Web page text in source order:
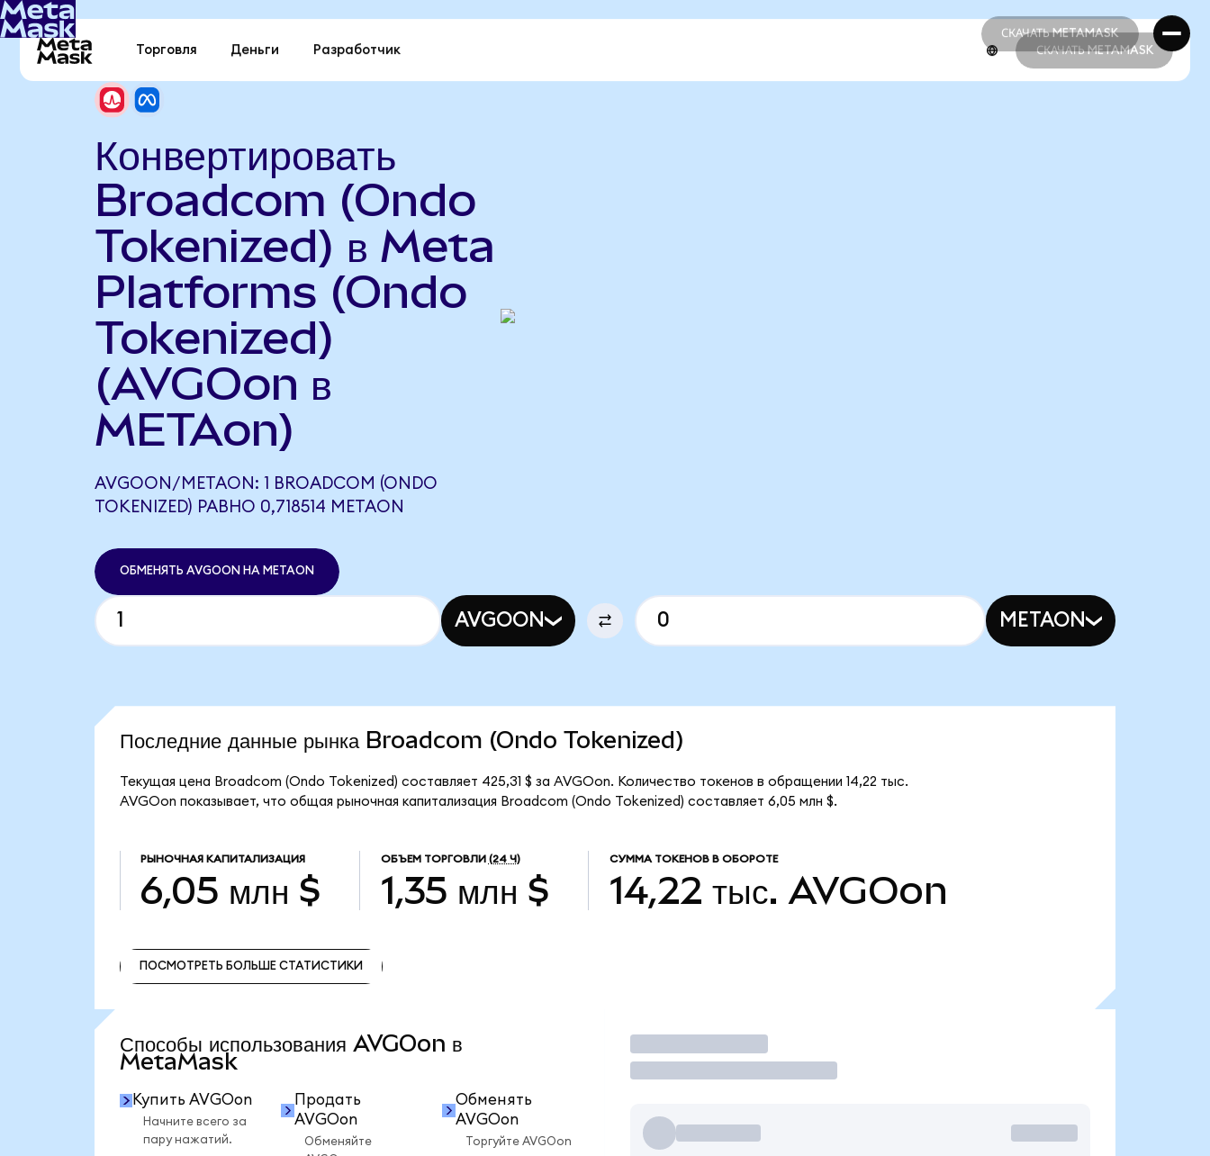
СКАЧАТЬ METAMASK
СКАЧАТЬ METAMASK
Торговля Деньги Разработчик СКАЧАТЬ METAMASK
Конвертировать
Broadcom (Ondo
Tokenized) в Meta
Platforms (Ondo
Tokenized)
(AVGOon в
METAon)
AVGOON/METAON: 1 BROADCOM (ONDO
TOKENIZED) РАВНО 0,718514 METAON
ОБМЕНЯТЬ AVGOON НА METAON
AVGOON METAON
Последние данные рынка Broadcom (Ondo Tokenized)
Текущая цена Broadcom (Ondo Tokenized) составляет 425,31 $ за AVGOon. Количество токенов в обращении 14,22 тыс.
AVGOon показывает, что общая рыночная капитализация Broadcom (Ondo Tokenized) составляет 6,05 млн $.
РЫНОЧНАЯ КАПИТАЛИЗАЦИЯ
6,05 млн $
ОБЪЕМ ТОРГОВЛИ (24 Ч)
1,35 млн $
СУММА ТОКЕНОВ В ОБОРОТЕ
14,22 тыс. AVGOon
ПОСМОТРЕТЬ БОЛЬШЕ СТАТИСТИКИ
Способы использования AVGOon в
MetaMask
Купить AVGOon
Начните всего за
пару нажатий.
Продать
AVGOon
Обменяйте
Обменять
AVGOon
Торгуйте AVGOon
Торговать